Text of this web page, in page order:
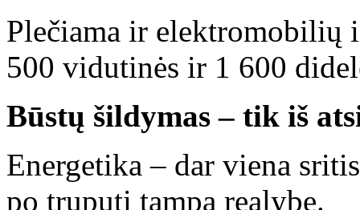
Plečiama ir elektromobilių
500 vidutinės ir 1 600
Būstų šildymas – tik iš
Energetika – dar viena
po truputį tampa realybe.